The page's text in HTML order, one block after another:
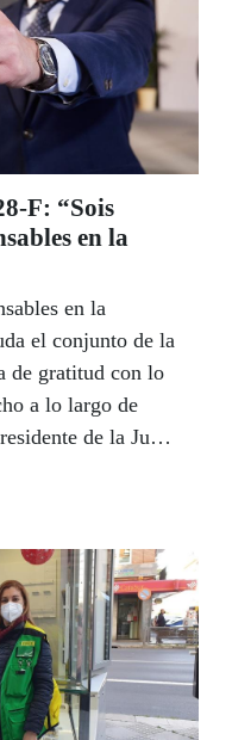
año un total de
F: “Sois
en la
en la
el conjunto de la
de gratitud con lo
a lo largo de
de la Junta
sanitarios
en la lucha
en el Salón de los
el espacio de
de la Junta de
directo a través de